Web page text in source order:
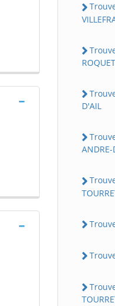
D'AIL
ANDRE-